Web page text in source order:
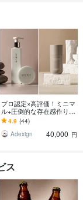
プロ認定×高評価！ミニマ
ル+圧倒的な存在感作りま
す 上品+無駄のないデザイ
ンで、印象に残るパッケ
ージを作ります
4.9 (44)
Adexign
40,000 円
ス